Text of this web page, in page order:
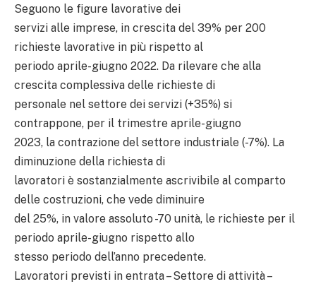
Seguono le figure lavorative dei
servizi alle imprese, in crescita del 39% per 200
richieste lavorative in più rispetto al
periodo aprile-giugno 2022. Da rilevare che alla
crescita complessiva delle richieste di
personale nel settore dei servizi (+35%) si
contrappone, per il trimestre aprile-giugno
2023, la contrazione del settore industriale (-7%). La
diminuzione della richiesta di
lavoratori è sostanzialmente ascrivibile al comparto
delle costruzioni, che vede diminuire
del 25%, in valore assoluto -70 unità, le richieste per il
periodo aprile-giugno rispetto allo
stesso periodo dell’anno precedente.
Lavoratori previsti in entrata – Settore di attività –